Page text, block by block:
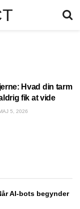
Hvad din tarm
fik at vide
5, 2026
AI-bots begynder